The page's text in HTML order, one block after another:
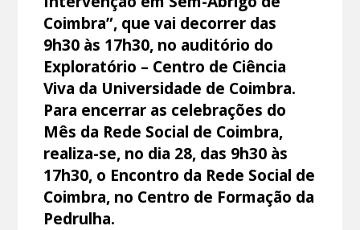
Coimbra”, que vai decorrer das
9h30 às 17h30, no auditório do
Exploratório – Centro de Ciência
Viva da Universidade de Coimbra.
Para encerrar as celebrações do
Mês da Rede Social de Coimbra,
realiza-se, no dia 28, das 9h30 às
17h30, o Encontro da Rede Social de
Coimbra, no Centro de Formação da
Pedrulha.